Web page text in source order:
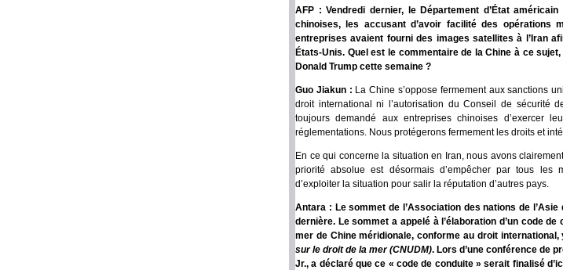
AFP : Vendredi dernier, le Département d’État
chinoises, les accusant d’avoir facilité des opérations
entreprises avaient fourni des images satellites à l’Iran
États-Unis. Quel est le commentaire de la Chine à ce
Donald Trump cette semaine ?
Guo Jiakun : La Chine s’oppose fermement aux sanctions
droit international ni l’autorisation du Conseil de sécurité
toujours demandé aux entreprises chinoises d’exercer
réglementations. Nous protégerons fermement les droits et
En ce qui concerne la situation en Iran, nous avons
priorité absolue est désormais d’empêcher par tous les
d’exploiter la situation pour salir la réputation d’autres pays.
Antara : Le sommet de l’Association des nations de
dernière. Le sommet a appelé à l’élaboration d’un code
mer de Chine méridionale, conforme au droit
sur le droit de la mer (CNUDM). Lors d’une conférence de
Jr., a déclaré que ce « code de conduite » serait finalisé